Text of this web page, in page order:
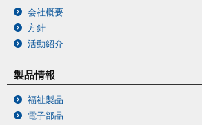
会社概要
方針
活動紹介
製品情報
福祉製品
電子部品